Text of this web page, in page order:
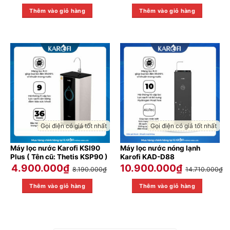
Thêm vào giỏ hàng Thêm vào giỏ hàng
Gọi điện có giá tốt nhất
Máy lọc nước Karofi KSI90
Plus ( Tên cũ: Thetis KSP90 )
4.900.000₫ 8.190.000₫
Thêm vào giỏ hàng
Gọi điện có giá tốt nhất
Máy lọc nước nóng lạnh
Karofi KAD-D88
10.900.000₫ 14.710.000₫
Thêm vào giỏ hàng